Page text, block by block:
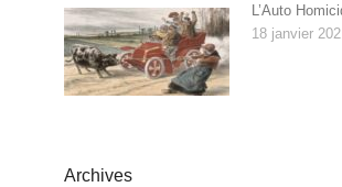
L’Auto
18 janvier
Archives